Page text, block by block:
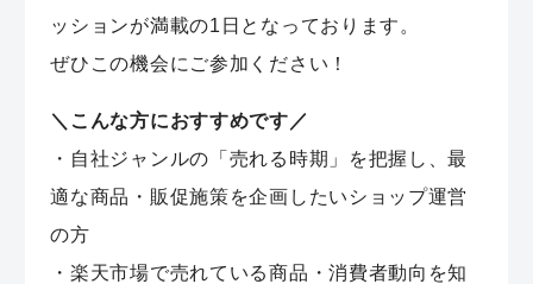
ッションが満載の1日となっております。
ぜひこの機会にご参加ください！
＼こんな方におすすめです／
・自社ジャンルの「売れる時期」を把握し、最
適な商品・販促施策を企画したいショップ運営
の方
・楽天市場で売れている商品・消費者動向を知